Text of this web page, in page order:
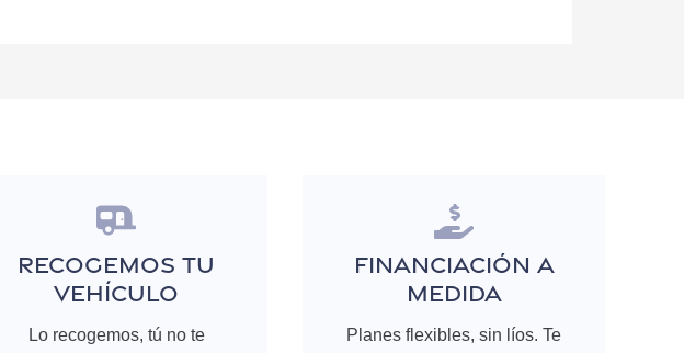
RECOGEMOS TU
VEHÍCULO
Lo recogemos, tú no te
FINANCIACIÓN A
MEDIDA
Planes flexibles, sin líos. Te